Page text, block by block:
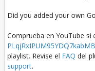
Did you added your own
Comprueba en YouTube si
playlist. Revise el FAQ del
support.